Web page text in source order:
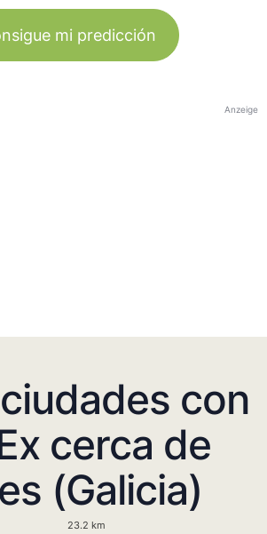
mi predicción
Anzeige
con
cerca de
(Galicia)
23.2 km